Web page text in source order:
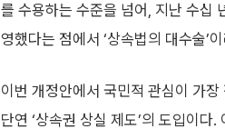
를 수용하는 수준을 넘어, 지난 수십
영했다는 점에서 ‘상속법의 대수술’
이번 개정안에서 국민적 관심이 가장
단연 ‘상속권 상실 제도’의 도입이다.